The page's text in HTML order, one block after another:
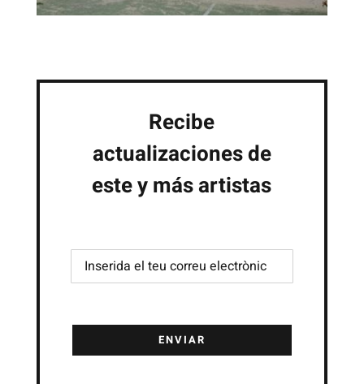
Recibe
actualizaciones de
este y más artistas
ENVIAR